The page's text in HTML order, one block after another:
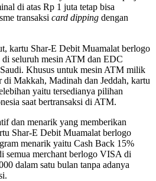
di atas Rp 1 juta tetap bisa
transaksi card dipping dengan
kartu Shar-E Debit Muamalat berlogo
seluruh mesin ATM dan EDC
Khusus untuk mesin ATM milik
Makkah, Madinah dan Jeddah, kartu
yaitu tersedianya pilihan
saat bertransaksi di ATM.
dan menarik yang memberikan
Shar-E Debit Muamalat berlogo
menarik yaitu Cash Back 15%
semua merchant berlogo VISA di
dalam satu bulan tanpa adanya